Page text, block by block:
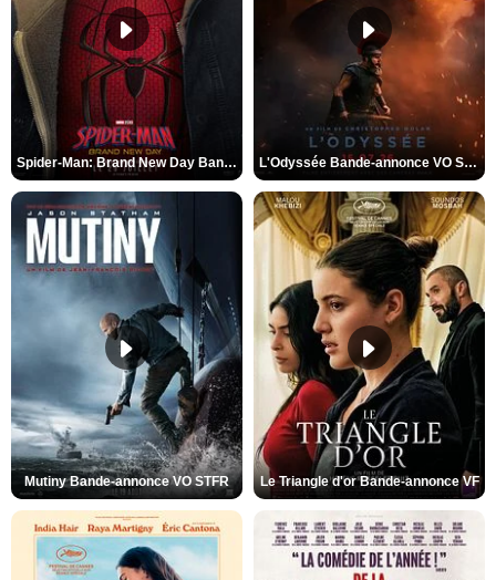
Spider-Man: Brand New Day Bande-annonce VO STFR L'Odyssée Bande-annonce VO STFR
Mutiny Bande-annonce VO STFR Le Triangle d'or Bande-annonce VF